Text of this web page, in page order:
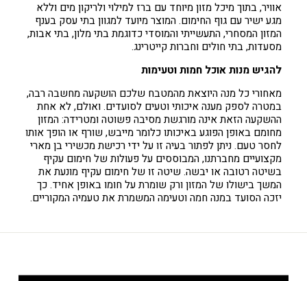
אוויר, בתוך מיכל מזון מיוחד עם ברז למילוי ולריקון מים וללא
מגע ישיר עם גוף החימום. המוצר מיועד למגוון בתי עסק בענף
המזון המסחרי, התעשייתי והמוסדי כדוגמת בתי מלון, בתי אבות,
מסעדות, בתי חולים וחברות קייטרינג.
להגיש מנות אוכל חמות וטעימות
מאחורי כל מנה היוצאת מהמטבח שלכם הושקעה מחשבה רבה,
במטרה לספק מענה איכותי וטעים לסועדים. ואולם, לא אחת
ההשקעה הזאת אינה מורגשת מסיבה פשוטה ומטרידה: המזון
מחומם באופן הפוגע באיכותו כלומר מייבש, שורף או הופך אותו
לחסר טעם. ניתן לפתור בעיה זו על ידי רכישת מכשירי בן מארי
מקצועיים מחברתנו, המבוססים על פעולות של חימום עקיף
בשיטה רטובה או יבשה. שיטה זו של חימום עקיף מונעת את
המשך בישולו של המזון ורק שומרת על חומו באופן אחיד. כך
יזכה הסועד במנה חמה וטעימה המשמרת את טעמיה המקוריים.